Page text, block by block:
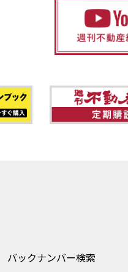
バックナンバー検索